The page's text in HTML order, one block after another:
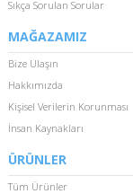
Sıkça Sorulan Sorular
MAĞAZAMIZ
Bize Ulaşın
Hakkımızda
Kişisel Verilerin Korunması
İnsan Kaynakları
ÜRÜNLER
Tüm Ürünler